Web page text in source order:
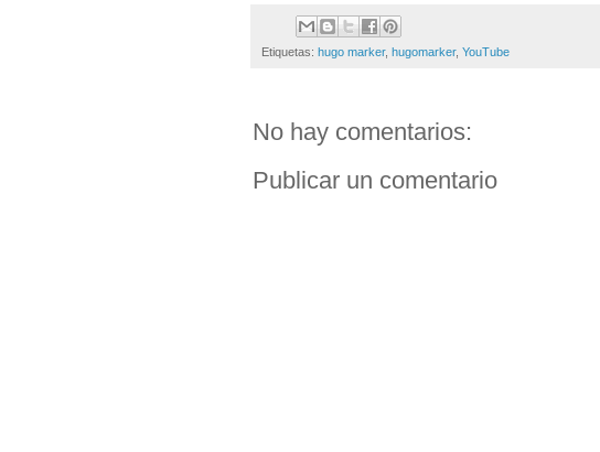
Etiquetas: hugo marker, hugomarker, YouTube
No hay comentarios:
Publicar un comentario